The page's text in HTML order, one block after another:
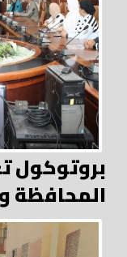
بروتوكول
المحافظة